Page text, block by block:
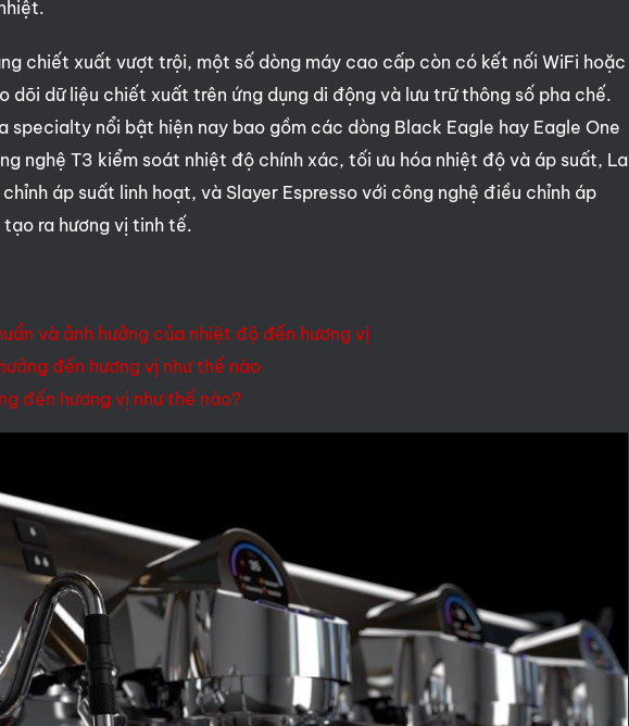
chiết xuất vượt trội, một số dòng máy cao cấp còn có kết nối WiFi hoặc
dõi dữ liệu chiết xuất trên ứng dụng di động và lưu trữ thông số pha chế.
specialty nổi bật hiện nay bao gồm các dòng Black Eagle hay Eagle One
nghệ T3 kiểm soát nhiệt độ chính xác, tối ưu hóa nhiệt độ và áp suất, La
áp suất linh hoạt, và Slayer Espresso với công nghệ điều chỉnh áp
ra hương vị tinh tế.
và ảnh hưởng của nhiệt độ đến hương vị
đến hương vị như thế nào
đến hương vị như thế nào?